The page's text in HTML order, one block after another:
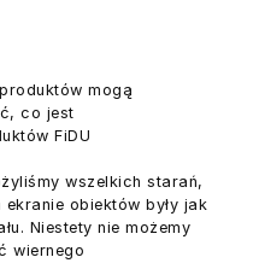
mogą
co jest
FiDU
wszelkich starań,
obiektów były jak
Niestety nie możemy
wiernego